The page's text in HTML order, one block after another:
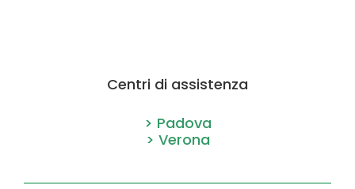
Centri di assistenza
> Padova
> Verona